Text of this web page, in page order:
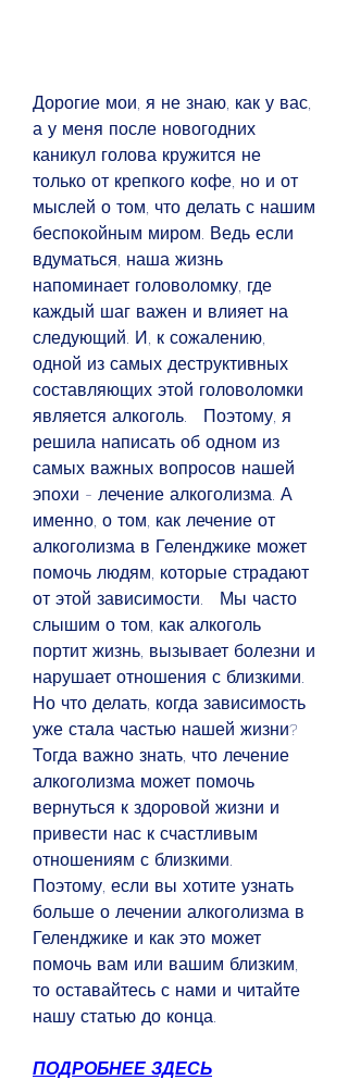
Дорогие мои, я не знаю, как у вас,
а у меня после новогодних
каникул голова кружится не
только от крепкого кофе, но и от
мыслей о том, что делать с нашим
беспокойным миром. Ведь если
вдуматься, наша жизнь
напоминает головоломку, где
каждый шаг важен и влияет на
следующий. И, к сожалению,
одной из самых деструктивных
составляющих этой головоломки
является алкоголь.   Поэтому, я
решила написать об одном из
самых важных вопросов нашей
эпохи - лечение алкоголизма. А
именно, о том, как лечение от
алкоголизма в Геленджике может
помочь людям, которые страдают
от этой зависимости.   Мы часто
слышим о том, как алкоголь
портит жизнь, вызывает болезни и
нарушает отношения с близкими.
Но что делать, когда зависимость
уже стала частью нашей жизни?
Тогда важно знать, что лечение
алкоголизма может помочь
вернуться к здоровой жизни и
привести нас к счастливым
отношениям с близкими.
Поэтому, если вы хотите узнать
больше о лечении алкоголизма в
Геленджике и как это может
помочь вам или вашим близким,
то оставайтесь с нами и читайте
нашу статью до конца.
ПОДРОБНЕЕ ЗДЕСЬ